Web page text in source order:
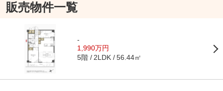
販売物件一覧
-
1,990万円
5階 2LDK 56.44㎡